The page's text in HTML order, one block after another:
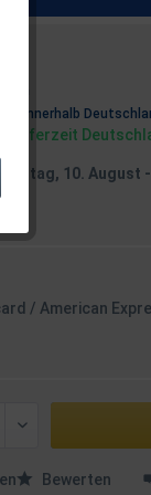
innerhalb
Lieferzeit
10. August
/ American
Bewerten